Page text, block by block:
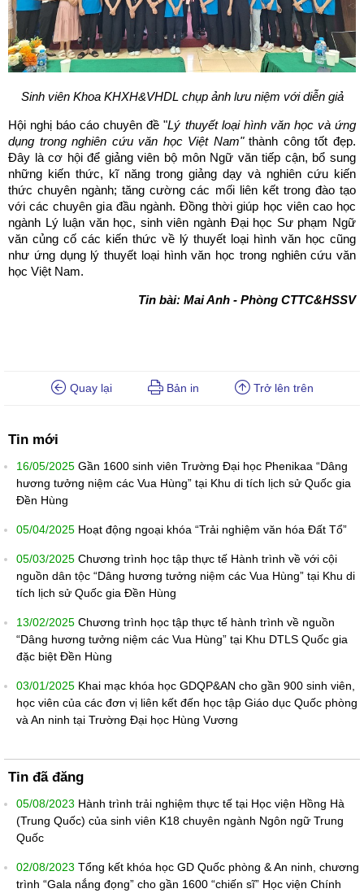
Sinh viên Khoa KHXH&VHDL chụp ảnh lưu niệm với diễn giả
Hội nghị báo cáo chuyên đề "Lý thuyết loại hình văn học và ứng
dụng trong nghiên cứu văn học Việt Nam"thành công tốt đẹp.
Đây là cơ hội để giảng viên bộ môn Ngữ văn tiếp cận, bổ sung
những kiến thức, kĩ năng trong giảng dạy và nghiên cứu kiến
thức chuyên ngành; tăng cường các mối liên kết trong đào tạo
với các chuyên gia đầu ngành. Đồng thời giúp học viên cao học
ngành Lý luận văn học, sinh viên ngành Đại học Sư phạm Ngữ
văn củng cố các kiến thức về lý thuyết loại hình văn học cũng
như ứng dụng lý thuyết loại hình văn học trong nghiên cứu văn
học Việt Nam.
Tin bài: Mai Anh - Phòng CTTC&HSSV
Quay lại Bản in Trở lên trên
Tin mới
16/05/2025 Gần 1600 sinh viên Trường Đại học Phenikaa “Dâng
hương tưởng niệm các Vua Hùng” tại Khu di tích lịch sử Quốc gia
Đền Hùng
05/04/2025 Hoạt động ngoại khóa “Trải nghiệm văn hóa Đất Tổ”
05/03/2025 Chương trình học tập thực tế Hành trình về với cội
nguồn dân tộc “Dâng hương tưởng niệm các Vua Hùng” tại Khu di
tích lịch sử Quốc gia Đền Hùng
13/02/2025 Chương trình học tập thực tế hành trình về nguồn
“Dâng hương tưởng niệm các Vua Hùng” tại Khu DTLS Quốc gia
đặc biệt Đền Hùng
03/01/2025 Khai mạc khóa học GDQP&AN cho gần 900 sinh viên,
học viên của các đơn vị liên kết đến học tập Giáo dục Quốc phòng
và An ninh tại Trường Đại học Hùng Vương
Tin đã đăng
05/08/2023 Hành trình trải nghiệm thực tế tại Học viện Hồng Hà
(Trung Quốc) của sinh viên K18 chuyên ngành Ngôn ngữ Trung
Quốc
02/08/2023 Tổng kết khóa học GD Quốc phòng & An ninh, chương
trình “Gala nắng đọng” cho gần 1600 “chiến sĩ” Học viện Chính